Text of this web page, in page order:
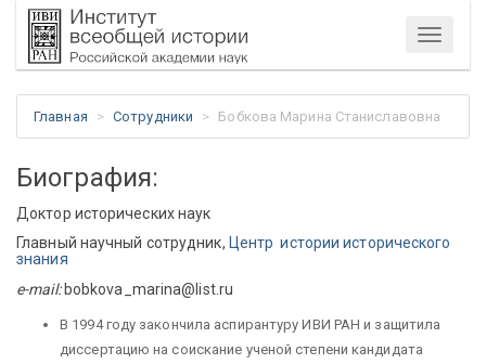
Меню
Главная Сотрудники Бобкова Марина Станиславовна
Биография:
Доктор исторических наук
Главный научный сотрудник, Центр истории исторического
знания
e-mail:bobkova_marina@list.ru
В 1994 году закончила аспирантуру ИВИ РАН и защитила
диссертацию на соискание ученой степени кандидата